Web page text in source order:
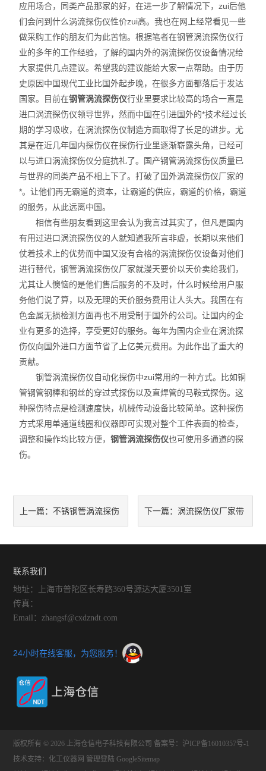
应用场合，同类产品那家的好，在进一步了解情况下，zui后他
们会问到什么涡流探伤仪性价zui高。我也在网上经常看见一些
做采购工作的朋友们为此苦恼。根据笔者在钢管涡流探伤仪行
业的多年的工作经验，了解的国内外的涡流探伤仪设备情况给
大家提供几点建议。希望我的建议能给大家一点帮助。由于历
史原因中国现代工业比国外起步晚，在很多方面都落后于发达
国家。目前在钢管涡流探伤仪行业里要求比较高的场合一直是
进口涡流探伤仪领导世界，然而中国在引进国外的*技术经过长
期的学习吸收，在涡流探伤仪制造方面取得了长足的进步。尤
其是在近几年国内探伤仪在探伤行业里逐渐崭露头角，已经可
以与进口涡流探伤仪分庭抗礼了。国产钢管涡流探伤仪质量已
与世界的同类产品不相上下了。打破了国外涡流探伤仪厂家的
*。让他们再无霸道的资本，让霸道的供应，霸道的价格，霸道
的服务，从此远离中国。
相信有些朋友看到这里会认为我言过其实了，但凡是国内
有用过进口涡流探伤仪的人就知道我所言非虚，长期以来他们
仗着技术上的优势而中国又没有合格的涡流探伤仪设备对他们
进行替代，钢管涡流探伤仪厂家就漫天要价以天价卖给我们，
尤其让人懊恼的是他们售后服务的不及时，什么时候给用户服
务他们说了算，以及无理的天价服务费用让人头大。我国在有
色金属无损检测方面再也不用受制于国外的公司。让国内的企
业有更多的选择，享受更好的服务。每年为国内企业在涡流探
伤仪向国外进口方面节省了上亿美元费用。为此作出了重大的
贡献。
钢管涡流探伤仪自动化探伤中zui常用的一种方式。比如铜
管钢管钢棒和钢丝的穿过式探伤以及直焊管的马鞍式探伤。这
种探伤特点是检测速度快，机械传动设备比较简单。这种探伤
方式采用单通道线圈和仪器即可实现对整个工件表面的检查，
调整和操作均比较方便，钢管涡流探伤仪也可使用多通道的探
伤。
上一篇： 不锈钢管涡流探伤 下一篇： 涡流探伤仪厂家带
联系我们
地址：上海市普陀区长寿路360号源达大厦3501室
传真：
Email：zhangsf@cxdzndt.com
24小时在线客服，为您服务！
版权所有 © 2026 上海仓信电子科技有限公司 备案号：沪ICP备16010357号-1
技术支持： 化工仪器网 管理登陆 GoogleSitemap